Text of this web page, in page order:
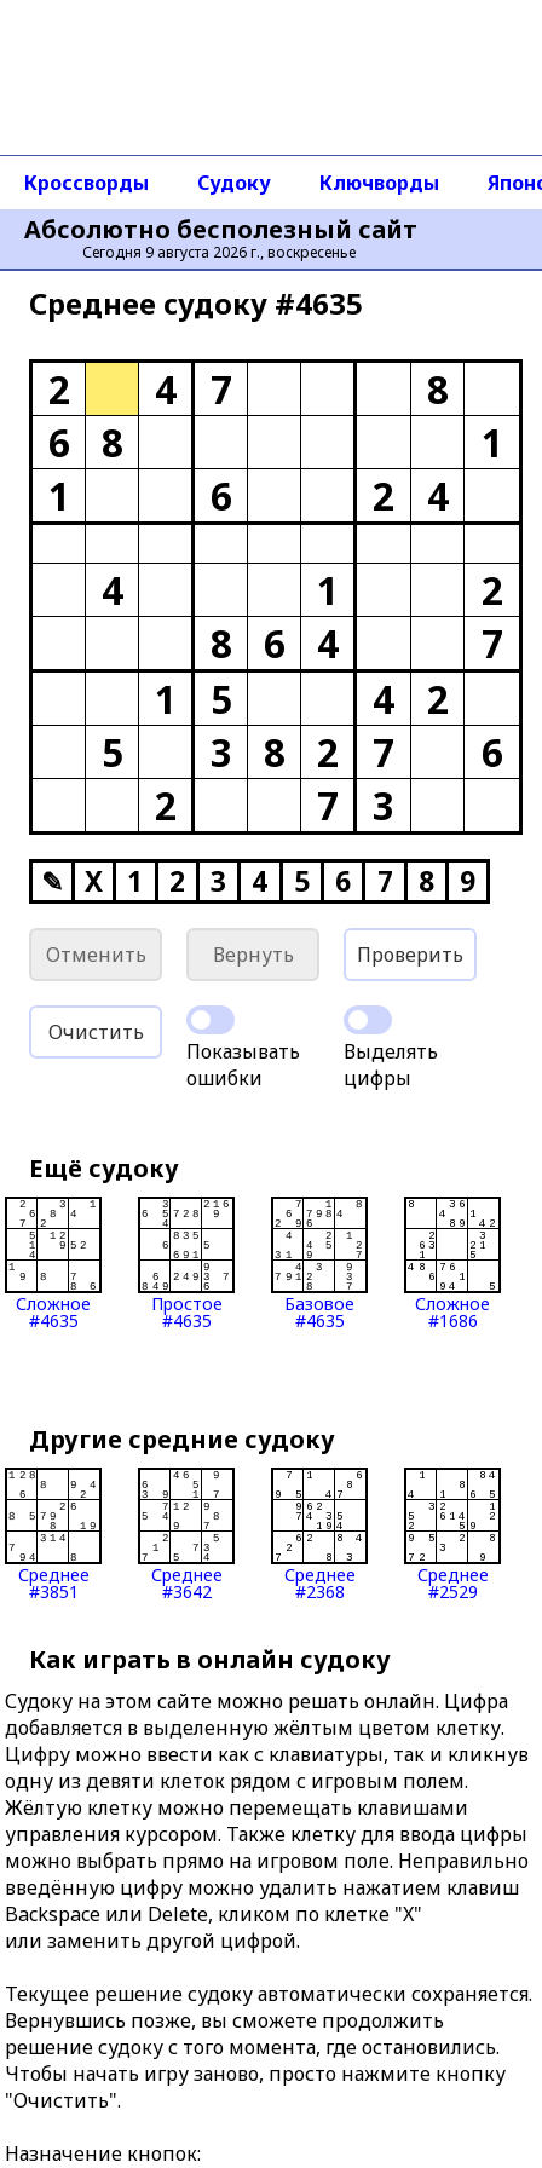
Абсолютно бесполезный сайт
Сегодня 9 августа 2026 г., воскресенье
Кроссворды Судоку Ключворды
Среднее cудоку #4635
2 4 7
8
6
8
1
1
6 2
4
4
1
2
8
6 4
7
1
5 4
2
5
3 8 2 7
6
2
7 3
✎ X 1 2 3 4 5 6 7 8 9
Отменить Вернуть Проверить
Очистить
Показывать
ошибки
Выделять
цифры
Ещё судоку
Сложное
#4635
Простое
#4635
Базовое
#4635
Сложное
#1686
Другие средние судоку
Среднее
#3851
Среднее
#3642
Среднее
#2368
Среднее
#2529
Как играть в онлайн судоку
Судоку на этом сайте можно решать онлайн. Цифра
добавляется в выделенную жёлтым цветом клетку.
Цифру можно ввести как с клавиатуры, так и кликнув
одну из девяти клеток рядом с игровым полем.
Жёлтую клетку можно перемещать клавишами
управления курсором. Также клетку для ввода цифры
можно выбрать прямо на игровом поле. Неправильно
введённую цифру можно удалить нажатием клавиш
Backspace или Delete, кликом по клетке "X"
или заменить другой цифрой.
Текущее решение судоку автоматически сохраняется.
Вернувшись позже, вы сможете продолжить
решение судоку с того момента, где остановились.
Чтобы начать игру заново, просто нажмите кнопку
"Очистить".
Назначение кнопок: